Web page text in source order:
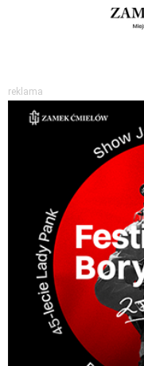
reklama